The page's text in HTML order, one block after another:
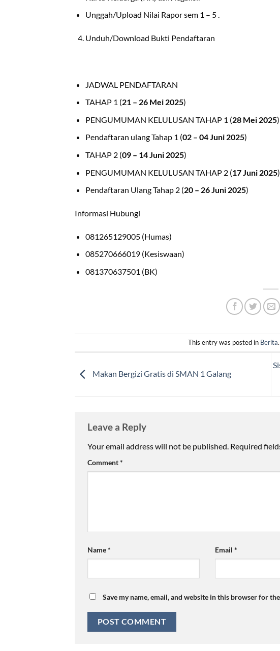
Unggah/Upload Nilai Rapor sem 1 – 5 .
Unduh/Download Bukti Pendaftaran
JADWAL PENDAFTARAN
TAHAP 1 (21 – 26 Mei 2025)
PENGUMUMAN KELULUSAN TAHAP 1 (28 Mei 2025)
Pendaftaran ulang Tahap 1 (02 – 04 Juni 2025)
TAHAP 2 (09 – 14 Juni 2025)
PENGUMUMAN KELULUSAN TAHAP 2 (17 Juni 2025)
Pendaftaran Ulang Tahap 2 (20 – 26 Juni 2025)
Informasi Hubungi
081265129005 (Humas)
085270666019 (Kesiswaan)
081370637501 (BK)
This entry was posted in Berita
Makan Bergizi Gratis di SMAN 1 Galang
Leave a Reply
Your email address will not be published. Required
Comment*
Name* Email *
Save my name, email, and website in this browser for